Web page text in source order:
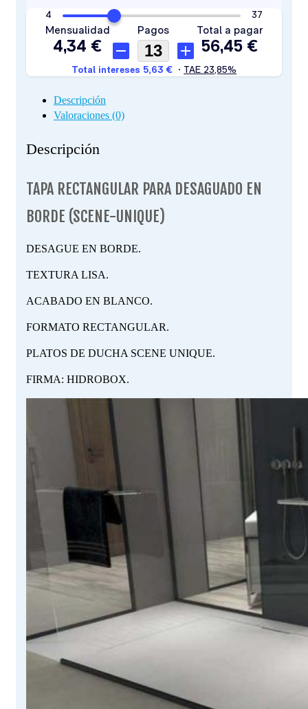
Descripción
Valoraciones (0)
Descripción
TAPA RECTANGULAR PARA DESAGUADO EN
BORDE (SCENE-UNIQUE)
DESAGUE EN BORDE.
TEXTURA LISA.
ACABADO EN BLANCO.
FORMATO RECTANGULAR.
PLATOS DE DUCHA SCENE UNIQUE.
FIRMA: HIDROBOX.